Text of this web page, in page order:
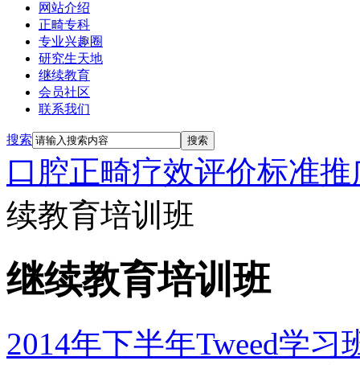
网站介绍
正畸专科
专业兴趣圈
研究生天地
继续教育
会员社区
联系我们
搜索 搜索
口腔正畸疗效评价标准推
续教育培训班
继续教育培训班
2014年下半年Tweed学习